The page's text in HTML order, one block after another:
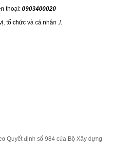
0903400020
tổ chức và cá nhân ./.
Quyết định số 984 của Bộ Xây dựng